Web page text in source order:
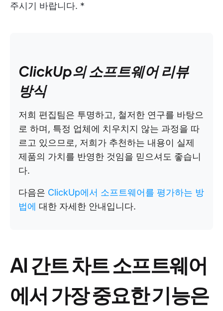
주시기 바랍니다. *
ClickUp의 소프트웨어 리뷰
방식
저희 편집팀은 투명하고, 철저한 연구를 바탕으
로 하며, 특정 업체에 치우치지 않는 과정을 따
르고 있으므로, 저희가 추천하는 내용이 실제
제품의 가치를 반영한 것임을 믿으셔도 좋습니
다.
다음은 ClickUp에서 소프트웨어를 평가하는 방
법에 대한 자세한 안내입니다.
AI 간트 차트 소프트웨어
에서 가장 중요한 기능은